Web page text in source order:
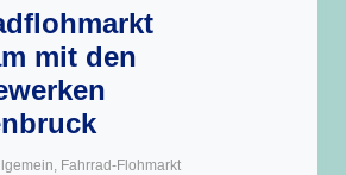
mit den
Fahrrad-Flohmarkt